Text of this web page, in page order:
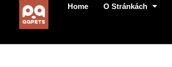
Home O Stránkách